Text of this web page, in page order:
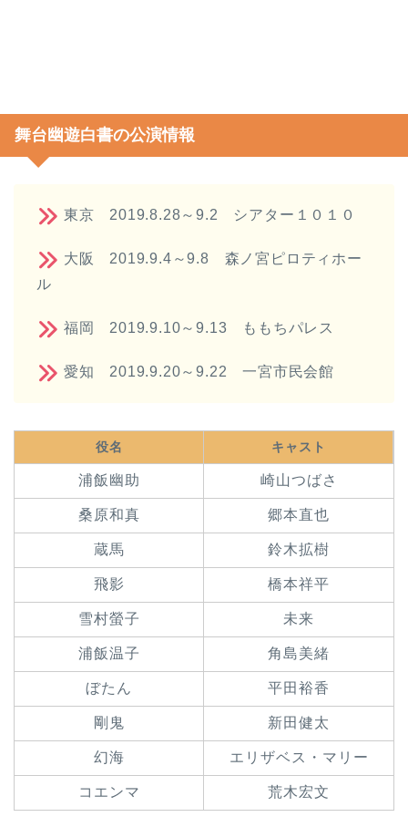
舞台幽遊白書の公演情報
東京 2019.8.28～9.2 シアター１０１０
大阪 2019.9.4～9.8 森ノ宮ピロティホー
ル
福岡 2019.9.10～9.13 ももちパレス
愛知 2019.9.20～9.22 一宮市民会館
役名 キャスト
浦飯幽助 崎山つばさ
桑原和真 郷本直也
蔵馬 鈴木拡樹
飛影 橋本祥平
雪村螢子 未来
浦飯温子 角島美緒
ぼたん 平田裕香
剛鬼 新田健太
幻海 エリザベス・マリー
コエンマ 荒木宏文